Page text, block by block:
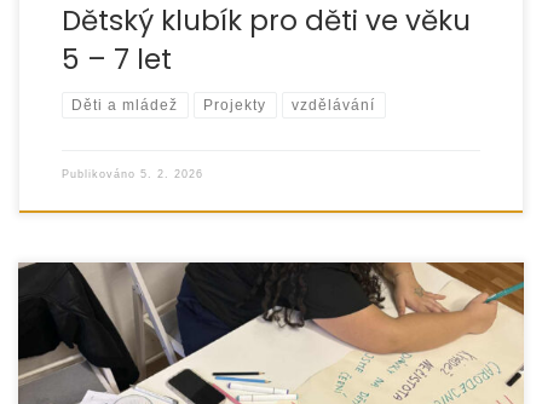
Dětský klubík pro děti ve věku
5 – 7 let
Děti a mládež Projekty vzdělávání
Publikováno 5. 2. 2026
Během roku 2025 jsme realizovali projekt „Rosteme